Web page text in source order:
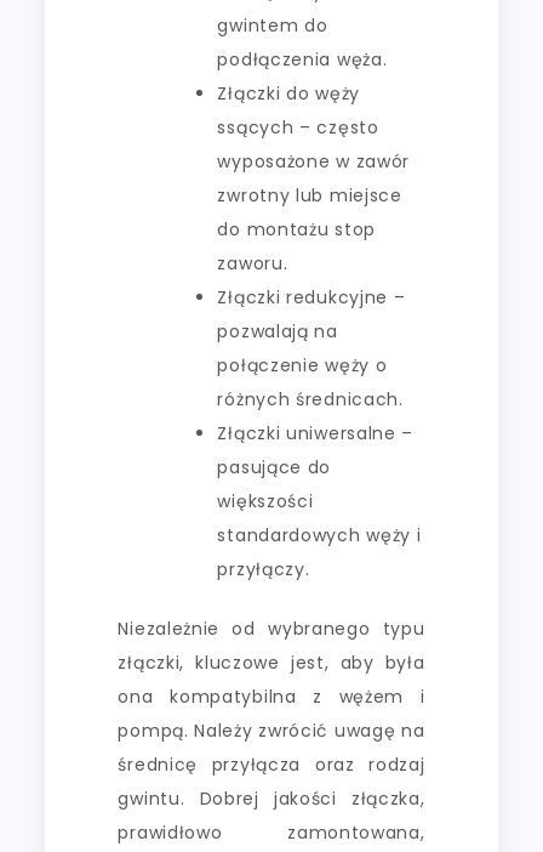
gwintem do
podłączenia węża.
Złączki do węży
ssących – często
wyposażone w zawór
zwrotny lub miejsce
do montażu stop
zaworu.
Złączki redukcyjne –
pozwalają na
połączenie węży o
różnych średnicach.
Złączki uniwersalne –
pasujące do
większości
standardowych węży i
przyłączy.
Niezależnie od wybranego typu
złączki, kluczowe jest, aby była
ona kompatybilna z wężem i
pompą. Należy zwrócić uwagę na
średnicę przyłącza oraz rodzaj
gwintu. Dobrej jakości złączka,
prawidłowo zamontowana,